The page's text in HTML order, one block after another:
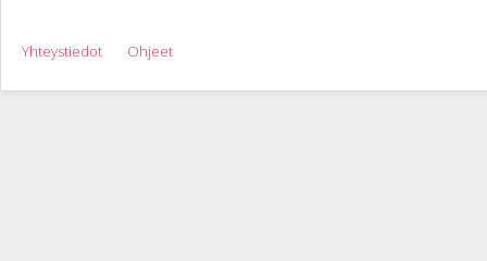
Yhteystiedot Ohjeet